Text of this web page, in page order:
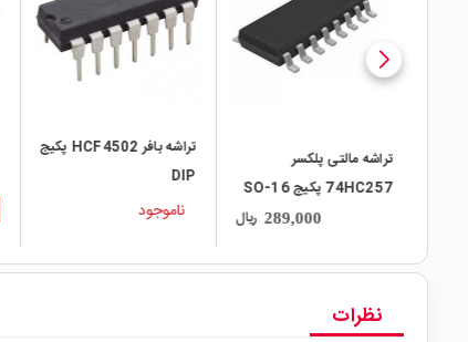
تراشه مالتی پلکسر
74HC257 پکیج SO-16
289,000 ریال
تراشه بافر HCF4502 پکیج
DIP
ناموجود
نظرات